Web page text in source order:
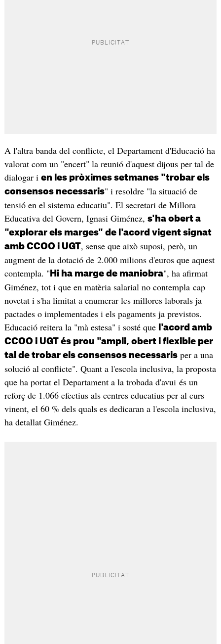
A l'altra banda del conflicte, el Departament d'Educació ha
valorat com un "encert" la reunió d'aquest dijous per tal de
dialogar i en les pròximes setmanes "trobar els
consensos necessaris" i resoldre "la situació de
tensió en el sistema educatiu". El secretari de Millora
Educativa del Govern, Ignasi Giménez, s'ha obert a
"explorar els marges" de l'acord vigent signat
amb CCOO i UGT, sense que això suposi, però, un
augment de la dotació de 2.000 milions d'euros que aquest
contempla. " Hi ha marge de maniobra", ha afirmat
Giménez, tot i que en matèria salarial no contempla cap
novetat i s'ha limitat a enumerar les millores laborals ja
pactades o implementades i els pagaments ja previstos.
Educació reitera la "mà estesa" i sosté que
l'acord amb
CCOO i UGT és prou "ampli, obert i flexible per
tal de trobar els consensos necessarisper a una
solució al conflicte". Quant a l'escola inclusiva, la proposta
que ha portat el Departament a la trobada d'avui és un
reforç de 1.066 efectius als centres educatius per al curs
vinent, el 60 % dels quals es dedicaran a l'escola inclusiva,
ha detallat Giménez.